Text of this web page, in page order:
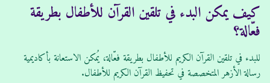
كيف يمكن البدء في تلقين القرآن للأطفال بطريقة
فعّالة؟
للبدء في تلقين القرآن الكريم للأطفال بطريقة فعّالة، يُمكن الاستعانة بأكاديمية
رسالة الأزهر المتخصصة في تحفيظ القرآن الكريم للأطفال.